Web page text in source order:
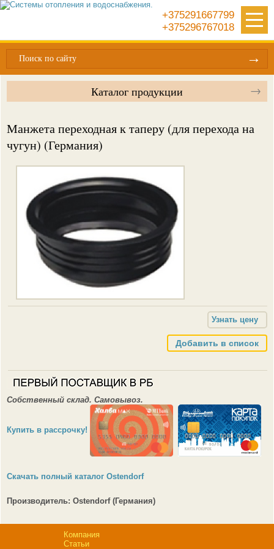
Поиск по сайту
Каталог продукции
Манжета переходная к таперу (для перехода на
чугун) (Германия)
Добавить в список
Собственный склад. Самовывоз.
Купить в рассрочку!
Скачать полный каталог Ostendorf
Производитель: Ostendorf (Германия)
Компания
Статьи
+375291667799
+375296767018